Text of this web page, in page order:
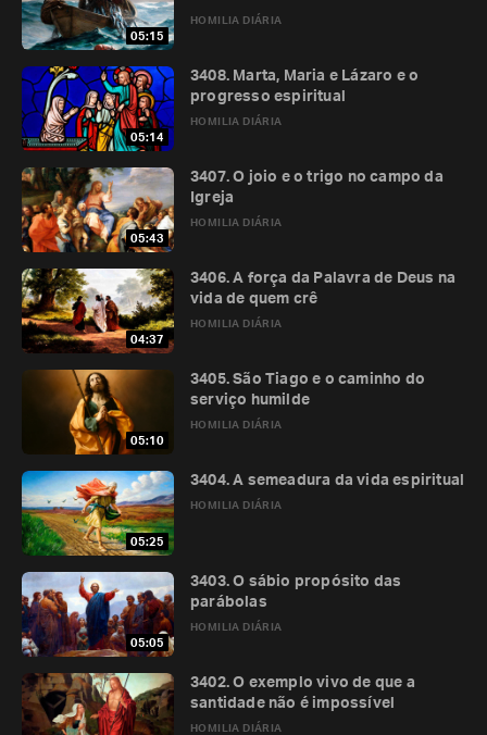
05:15
HOMILIA DIÁRIA
05:14
HOMILIA DIÁRIA
3408. Marta, Maria e Lázaro e o
progresso espiritual
05:43
HOMILIA DIÁRIA
3407. O joio e o trigo no campo da
Igreja
04:37
HOMILIA DIÁRIA
3406. A força da Palavra de Deus na
vida de quem crê
05:10
HOMILIA DIÁRIA
3405. São Tiago e o caminho do
serviço humilde
05:25
HOMILIA DIÁRIA
3404. A semeadura da vida espiritual
05:05
HOMILIA DIÁRIA
3403. O sábio propósito das
parábolas
HOMILIA DIÁRIA
3402. O exemplo vivo de que a
santidade não é impossível